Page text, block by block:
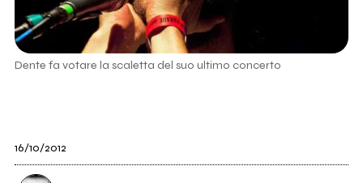
Dente fa votare la scaletta del suo ultimo concerto
16/10/2012